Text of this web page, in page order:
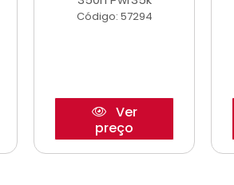
Código: 57294
Ver
preço